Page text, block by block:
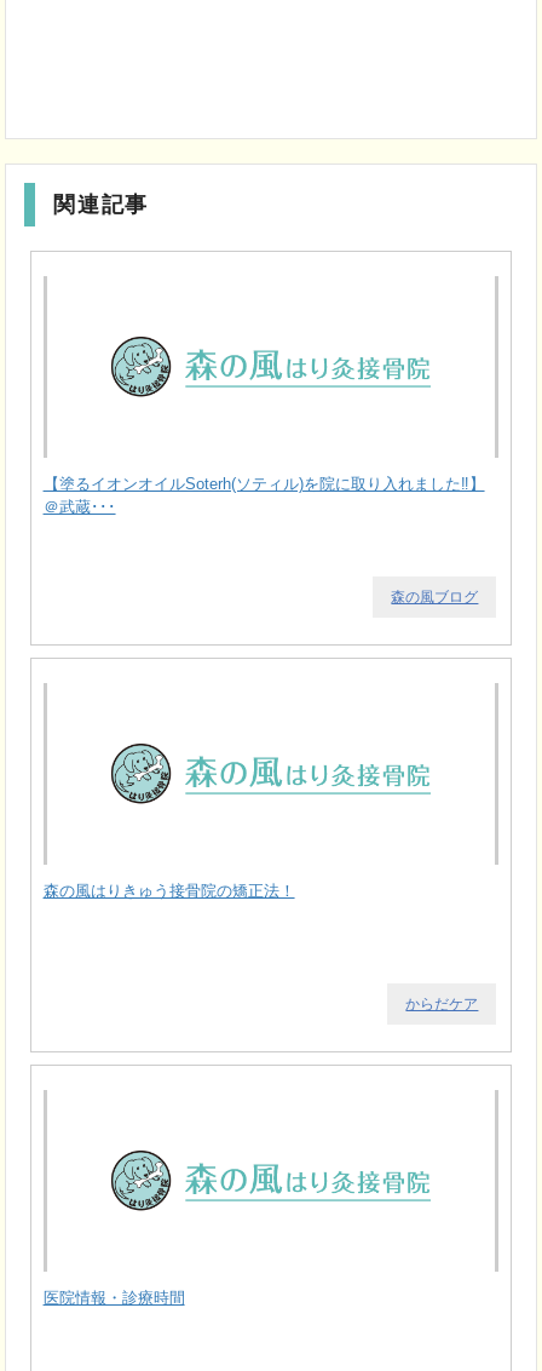
関連記事
【塗るイオンオイルSoterh(ソティル)を院に取り入れました‼】
＠武蔵･･･
森の風ブログ
森の風はりきゅう接骨院の矯正法！
からだケア
医院情報・診療時間